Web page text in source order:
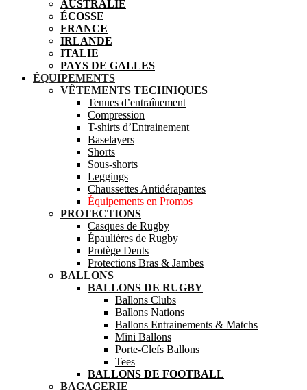
AUSTRALIE
ÉCOSSE
FRANCE
IRLANDE
ITALIE
PAYS DE GALLES
ÉQUIPEMENTS
VÊTEMENTS TECHNIQUES
Tenues d’entraînement
Compression
T-shirts d’Entrainement
Baselayers
Shorts
Sous-shorts
Leggings
Chaussettes Antidérapantes
Équipements en Promos
PROTECTIONS
Casques de Rugby
Épaulières de Rugby
Protège Dents
Protections Bras & Jambes
BALLONS
BALLONS DE RUGBY
Ballons Clubs
Ballons Nations
Ballons Entrainements & Matchs
Mini Ballons
Porte-Clefs Ballons
Tees
BALLONS DE FOOTBALL
BAGAGERIE